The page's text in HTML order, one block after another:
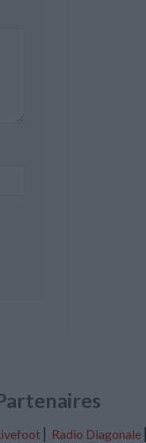
⎢ Radio Diagonale⎢